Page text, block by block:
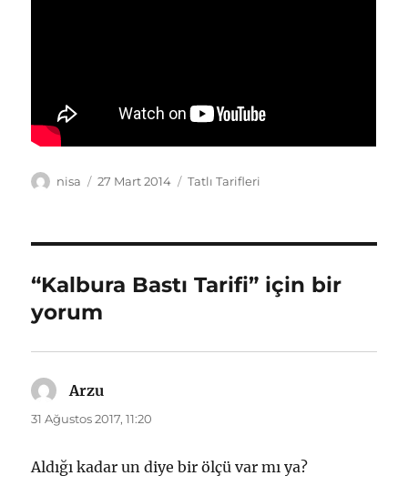
Yazar
nisa
Yayın
27 Mart 2014 Kategoriler
Tatlı Tarifleri
“Kalbura Bastı Tarifi” için bir
yorum
Arzu
ki:
31 Ağustos 2017, 11:20
Aldığı kadar un diye bir ölçü var mı ya?